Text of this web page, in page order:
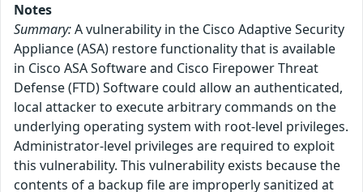
Notes
Summary:A vulnerability in the Cisco Adaptive Security
Appliance (ASA) restore functionality that is available
in Cisco ASA Software and Cisco Firepower Threat
Defense (FTD) Software could allow an authenticated,
local attacker to execute arbitrary commands on the
underlying operating system with root-level privileges.
Administrator-level privileges are required to exploit
this vulnerability. This vulnerability exists because the
contents of a backup file are improperly sanitized at